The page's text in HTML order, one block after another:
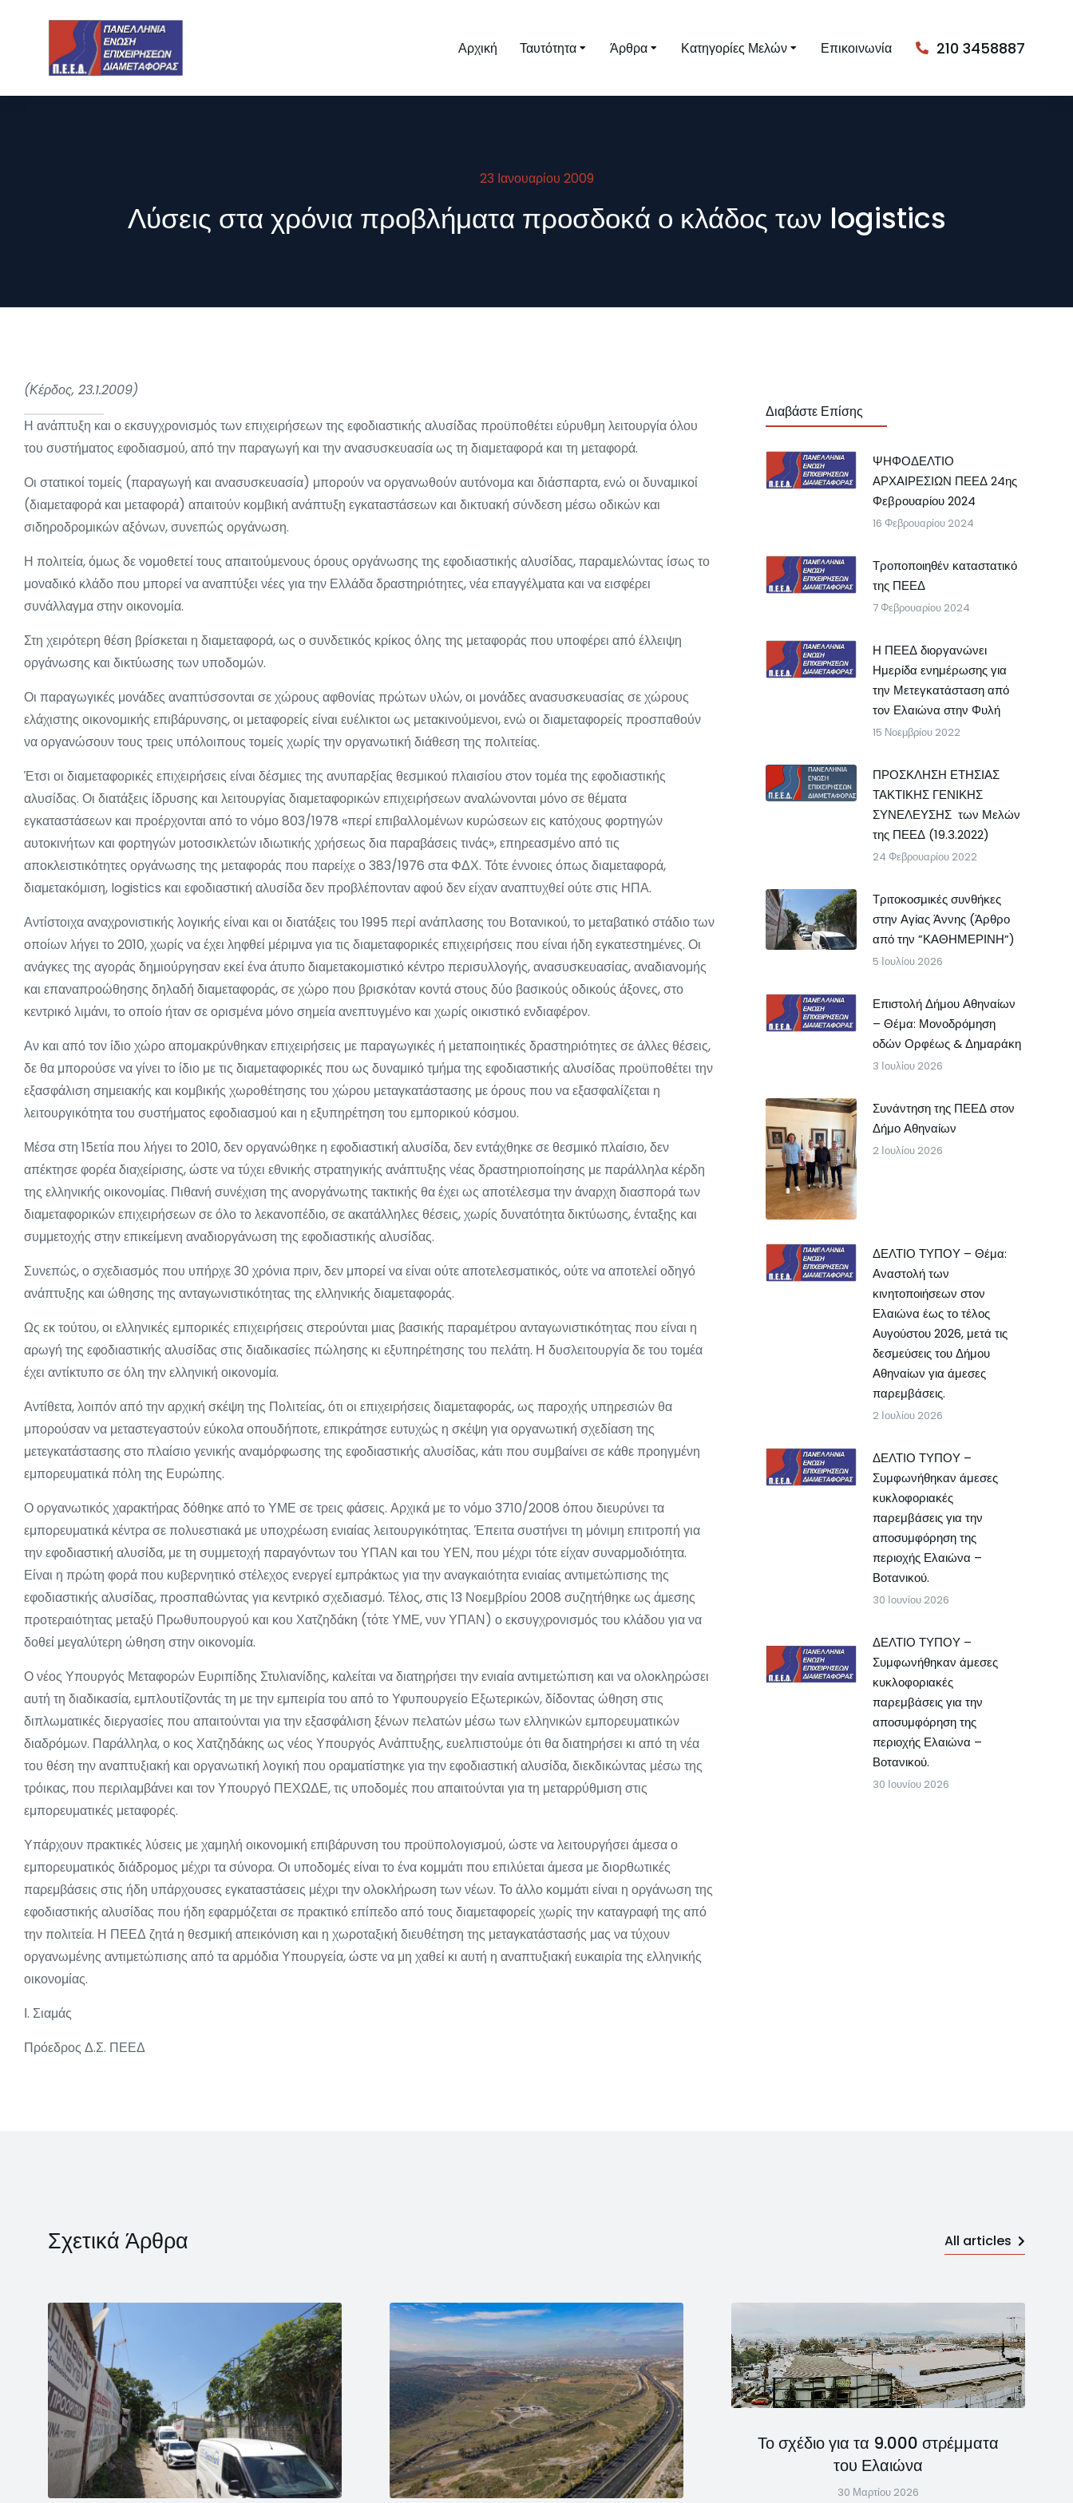
Αρχική Ταυτότητα Άρθρα Κατηγορίες Μελών Επικοινωνία 210 3458887
23 Ιανουαρίου 2009
Λύσεις στα χρόνια προβλήματα προσδοκά ο κλάδος των logistics
(Κέρδος, 23.1.2009)
Η ανάπτυξη και ο εκσυγχρονισμός των επιχειρήσεων της εφοδιαστικής αλυσίδας προϋποθέτει εύρυθμη λειτουργία όλου
του συστήματος εφοδιασμού, από την παραγωγή και την ανασυσκευασία ως τη διαμεταφορά και τη μεταφορά.
Οι στατικοί τομείς (παραγωγή και ανασυσκευασία) μπορούν να οργανωθούν αυτόνομα και διάσπαρτα, ενώ οι δυναμικοί
(διαμεταφορά και μεταφορά) απαιτούν κομβική ανάπτυξη εγκαταστάσεων και δικτυακή σύνδεση μέσω οδικών και
σιδηροδρομικών αξόνων, συνεπώς οργάνωση.
Η πολιτεία, όμως δε νομοθετεί τους απαιτούμενους όρους οργάνωσης της εφοδιαστικής αλυσίδας, παραμελώντας ίσως το
μοναδικό κλάδο που μπορεί να αναπτύξει νέες για την Ελλάδα δραστηριότητες, νέα επαγγέλματα και να εισφέρει
συνάλλαγμα στην οικονομία.
Στη χειρότερη θέση βρίσκεται η διαμεταφορά, ως ο συνδετικός κρίκος όλης της μεταφοράς που υποφέρει από έλλειψη
οργάνωσης και δικτύωσης των υποδομών.
Οι παραγωγικές μονάδες αναπτύσσονται σε χώρους αφθονίας πρώτων υλών, οι μονάδες ανασυσκευασίας σε χώρους
ελάχιστης οικονομικής επιβάρυνσης, οι μεταφορείς είναι ευέλικτοι ως μετακινούμενοι, ενώ οι διαμεταφορείς προσπαθούν
να οργανώσουν τους τρεις υπόλοιπους τομείς χωρίς την οργανωτική διάθεση της πολιτείας.
Έτσι οι διαμεταφορικές επιχειρήσεις είναι δέσμιες της ανυπαρξίας θεσμικού πλαισίου στον τομέα της εφοδιαστικής
αλυσίδας. Οι διατάξεις ίδρυσης και λειτουργίας διαμεταφορικών επιχειρήσεων αναλώνονται μόνο σε θέματα
εγκαταστάσεων και προέρχονται από το νόμο 803/1978 «περί επιβαλλομένων κυρώσεων εις κατόχους φορτηγών
αυτοκινήτων και φορτηγών μοτοσικλετών ιδιωτικής χρήσεως δια παραβάσεις τινάς», επηρεασμένο από τις
αποκλειστικότητες οργάνωσης της μεταφοράς που παρείχε ο 383/1976 στα ΦΔΧ. Τότε έννοιες όπως διαμεταφορά,
διαμετακόμιση, logistics και εφοδιαστική αλυσίδα δεν προβλέπονταν αφού δεν είχαν αναπτυχθεί ούτε στις ΗΠΑ.
Αντίστοιχα αναχρονιστικής λογικής είναι και οι διατάξεις του 1995 περί ανάπλασης του Βοτανικού, το μεταβατικό στάδιο των
οποίων λήγει το 2010, χωρίς να έχει ληφθεί μέριμνα για τις διαμεταφορικές επιχειρήσεις που είναι ήδη εγκατεστημένες. Οι
ανάγκες της αγοράς δημιούργησαν εκεί ένα άτυπο διαμετακομιστικό κέντρο περισυλλογής, ανασυσκευασίας, αναδιανομής
και επαναπροώθησης δηλαδή διαμεταφοράς, σε χώρο που βρισκόταν κοντά στους δύο βασικούς οδικούς άξονες, στο
κεντρικό λιμάνι, το οποίο ήταν σε ορισμένα μόνο σημεία ανεπτυγμένο και χωρίς οικιστικό ενδιαφέρον.
Αν και από τον ίδιο χώρο απομακρύνθηκαν επιχειρήσεις με παραγωγικές ή μεταποιητικές δραστηριότητες σε άλλες θέσεις,
δε θα μπορούσε να γίνει το ίδιο με τις διαμεταφορικές που ως δυναμικό τμήμα της εφοδιαστικής αλυσίδας προϋποθέτει την
εξασφάλιση σημειακής και κομβικής χωροθέτησης του χώρου μεταγκατάστασης με όρους που να εξασφαλίζεται η
λειτουργικότητα του συστήματος εφοδιασμού και η εξυπηρέτηση του εμπορικού κόσμου.
Μέσα στη 15ετία που λήγει το 2010, δεν οργανώθηκε η εφοδιαστική αλυσίδα, δεν εντάχθηκε σε θεσμικό πλαίσιο, δεν
απέκτησε φορέα διαχείρισης, ώστε να τύχει εθνικής στρατηγικής ανάπτυξης νέας δραστηριοποίησης με παράλληλα κέρδη
της ελληνικής οικονομίας. Πιθανή συνέχιση της ανοργάνωτης τακτικής θα έχει ως αποτέλεσμα την άναρχη διασπορά των
διαμεταφορικών επιχειρήσεων σε όλο το λεκανοπέδιο, σε ακατάλληλες θέσεις, χωρίς δυνατότητα δικτύωσης, ένταξης και
συμμετοχής στην επικείμενη αναδιοργάνωση της εφοδιαστικής αλυσίδας.
Συνεπώς, ο σχεδιασμός που υπήρχε 30 χρόνια πριν, δεν μπορεί να είναι ούτε αποτελεσματικός, ούτε να αποτελεί οδηγό
ανάπτυξης και ώθησης της ανταγωνιστικότητας της ελληνικής διαμεταφοράς.
Ως εκ τούτου, οι ελληνικές εμπορικές επιχειρήσεις στερούνται μιας βασικής παραμέτρου ανταγωνιστικότητας που είναι η
αρωγή της εφοδιαστικής αλυσίδας στις διαδικασίες πώλησης κι εξυπηρέτησης του πελάτη. Η δυσλειτουργία δε του τομέα
έχει αντίκτυπο σε όλη την ελληνική οικονομία.
Αντίθετα, λοιπόν από την αρχική σκέψη της Πολιτείας, ότι οι επιχειρήσεις διαμεταφοράς, ως παροχής υπηρεσιών θα
μπορούσαν να μεταστεγαστούν εύκολα οπουδήποτε, επικράτησε ευτυχώς η σκέψη για οργανωτική σχεδίαση της
μετεγκατάστασης στο πλαίσιο γενικής αναμόρφωσης της εφοδιαστικής αλυσίδας, κάτι που συμβαίνει σε κάθε προηγμένη
εμπορευματικά πόλη της Ευρώπης.
Ο οργανωτικός χαρακτήρας δόθηκε από το ΥΜΕ σε τρεις φάσεις. Αρχικά με το νόμο 3710/2008 όπου διευρύνει τα
εμπορευματικά κέντρα σε πολυεστιακά με υποχρέωση ενιαίας λειτουργικότητας. Έπειτα συστήνει τη μόνιμη επιτροπή για
την εφοδιαστική αλυσίδα, με τη συμμετοχή παραγόντων του ΥΠΑΝ και του ΥΕΝ, που μέχρι τότε είχαν συναρμοδιότητα.
Είναι η πρώτη φορά που κυβερνητικό στέλεχος ενεργεί εμπράκτως για την αναγκαιότητα ενιαίας αντιμετώπισης της
εφοδιαστικής αλυσίδας, προσπαθώντας για κεντρικό σχεδιασμό. Τέλος, στις 13 Νοεμβρίου 2008 συζητήθηκε ως άμεσης
προτεραιότητας μεταξύ Πρωθυπουργού και κου Χατζηδάκη (τότε ΥΜΕ, νυν ΥΠΑΝ) ο εκσυγχρονισμός του κλάδου για να
δοθεί μεγαλύτερη ώθηση στην οικονομία.
Ο νέος Υπουργός Μεταφορών Ευριπίδης Στυλιανίδης, καλείται να διατηρήσει την ενιαία αντιμετώπιση και να ολοκληρώσει
αυτή τη διαδικασία, εμπλουτίζοντάς τη με την εμπειρία του από το Υφυπουργείο Εξωτερικών, δίδοντας ώθηση στις
διπλωματικές διεργασίες που απαιτούνται για την εξασφάλιση ξένων πελατών μέσω των ελληνικών εμπορευματικών
διαδρόμων. Παράλληλα, ο κος Χατζηδάκης ως νέος Υπουργός Ανάπτυξης, ευελπιστούμε ότι θα διατηρήσει κι από τη νέα
του θέση την αναπτυξιακή και οργανωτική λογική που οραματίστηκε για την εφοδιαστική αλυσίδα, διεκδικώντας μέσω της
τρόικας, που περιλαμβάνει και τον Υπουργό ΠΕΧΩΔΕ, τις υποδομές που απαιτούνται για τη μεταρρύθμιση στις
εμπορευματικές μεταφορές.
Υπάρχουν πρακτικές λύσεις με χαμηλή οικονομική επιβάρυνση του προϋπολογισμού, ώστε να λειτουργήσει άμεσα ο
εμπορευματικός διάδρομος μέχρι τα σύνορα. Οι υποδομές είναι το ένα κομμάτι που επιλύεται άμεσα με διορθωτικές
παρεμβάσεις στις ήδη υπάρχουσες εγκαταστάσεις μέχρι την ολοκλήρωση των νέων. Το άλλο κομμάτι είναι η οργάνωση της
εφοδιαστικής αλυσίδας που ήδη εφαρμόζεται σε πρακτικό επίπεδο από τους διαμεταφορείς χωρίς την καταγραφή της από
την πολιτεία. Η ΠΕΕΔ ζητά η θεσμική απεικόνιση και η χωροταξική διευθέτηση της μεταγκατάστασής μας να τύχουν
οργανωμένης αντιμετώπισης από τα αρμόδια Υπουργεία, ώστε να μη χαθεί κι αυτή η αναπτυξιακή ευκαιρία της ελληνικής
οικονομίας.
Ι. Σιαμάς
Πρόεδρος Δ.Σ. ΠΕΕΔ
Διαβάστε Επίσης
ΨΗΦΟΔΕΛΤΙΟ
ΑΡΧΑΙΡΕΣΙΩΝ ΠΕΕΔ 24ης
Φεβρουαρίου 2024
16 Φεβρουαρίου 2024
Τροποποιηθέν καταστατικό
της ΠΕΕΔ
7 Φεβρουαρίου 2024
Η ΠΕΕΔ διοργανώνει
Ημερίδα ενημέρωσης για
την Μετεγκατάσταση από
τον Ελαιώνα στην Φυλή
15 Νοεμβρίου 2022
ΠΡΟΣΚΛΗΣΗ ΕΤΗΣΙΑΣ
ΤΑΚΤΙΚΗΣ ΓΕΝΙΚΗΣ
ΣΥΝΕΛΕΥΣΗΣ των Μελών
της ΠΕΕΔ (19.3.2022)
24 Φεβρουαρίου 2022
Τριτοκοσμικές συνθήκες
στην Αγίας Άννης (Άρθρο
από την ”ΚΑΘΗΜΕΡΙΝΗ”)
5 Ιουλίου 2026
Επιστολή Δήμου Αθηναίων
– Θέμα: Μονοδρόμηση
οδών Ορφέως & Δημαράκη
3 Ιουλίου 2026
Συνάντηση της ΠΕΕΔ στον
Δήμο Αθηναίων
2 Ιουλίου 2026
ΔΕΛΤΙΟ ΤΥΠΟΥ – Θέμα:
Αναστολή των
κινητοποιήσεων στον
Ελαιώνα έως το τέλος
Αυγούστου 2026, μετά τις
δεσμεύσεις του Δήμου
Αθηναίων για άμεσες
παρεμβάσεις.
2 Ιουλίου 2026
ΔΕΛΤΙΟ ΤΥΠΟΥ –
Συμφωνήθηκαν άμεσες
κυκλοφοριακές
παρεμβάσεις για την
αποσυμφόρηση της
περιοχής Ελαιώνα –
Βοτανικού.
30 Ιουνίου 2026
ΔΕΛΤΙΟ ΤΥΠΟΥ –
Συμφωνήθηκαν άμεσες
κυκλοφοριακές
παρεμβάσεις για την
αποσυμφόρηση της
περιοχής Ελαιώνα –
Βοτανικού.
30 Ιουνίου 2026
Σχετικά Άρθρα All articles
Το σχέδιο για τα 9.000 στρέμματα
του Ελαιώνα
30 Μαρτίου 2026